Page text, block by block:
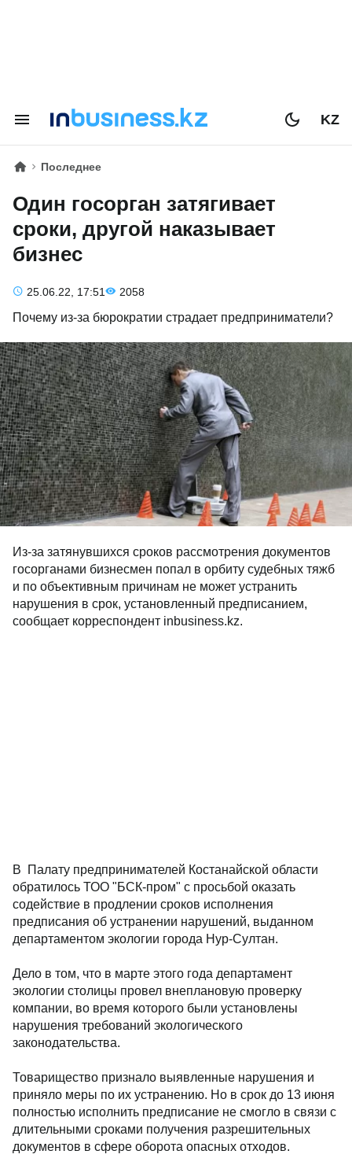
KZ
Последнее
Один госорган затягивает
сроки, другой наказывает
бизнес
25.06.22, 17:51 2058
Почему из-за бюрократии страдает предприниматели?
Из-за затянувшихся сроков рассмотрения документов
госорганами бизнесмен попал в орбиту судебных тяжб
и по объективным причинам не может устранить
нарушения в срок, установленный предписанием,
сообщает корреспондент inbusiness.kz.
В Палату предпринимателей Костанайской области
обратилось ТОО "БСК-пром" с просьбой оказать
содействие в продлении сроков исполнения
предписания об устранении нарушений, выданном
департаментом экологии города Нур-Султан.
Дело в том, что в марте этого года департамент
экологии столицы провел внеплановую проверку
компании, во время которого были установлены
нарушения требований экологического
законодательства.
Товарищество признало выявленные нарушения и
приняло меры по их устранению. Но в срок до 13 июня
полностью исполнить предписание не смогло в связи с
длительными сроками получения разрешительных
документов в сфере оборота опасных отходов.